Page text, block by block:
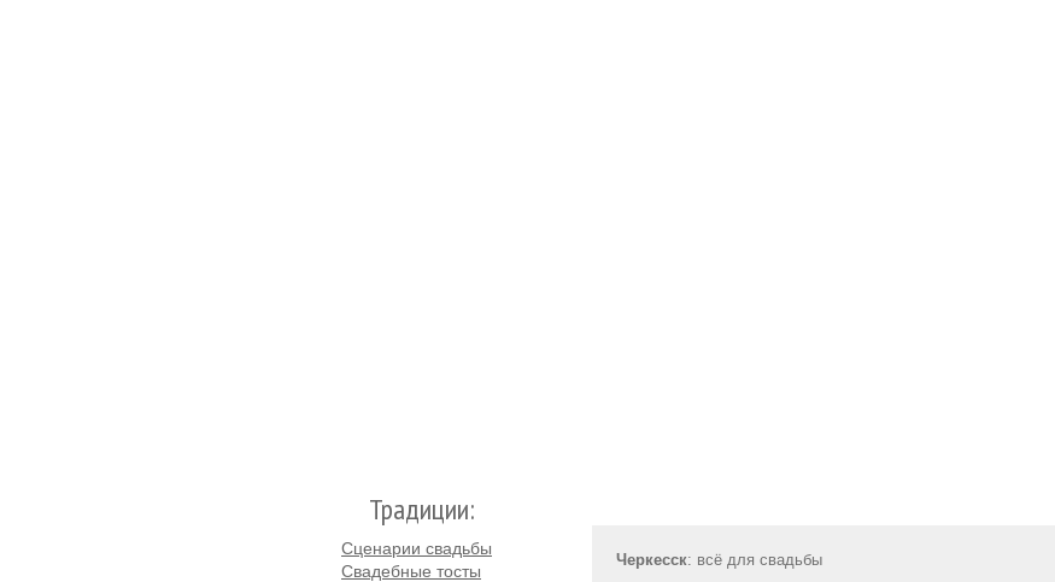
Традиции:
Сценарии свадьбы
Свадебные тосты
Черкесск: всё для свадьбы